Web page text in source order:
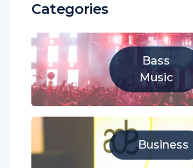
Categories
Bass
Music
Business